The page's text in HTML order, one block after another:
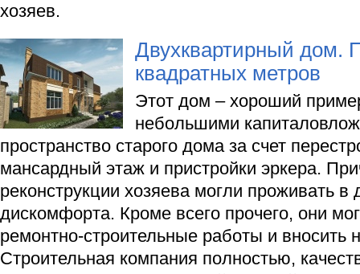
хозяев.
Двухквартирный дом.
квадратных метров
Этот дом – хороший
небольшими
пространство старого дома за счет
мансардный этаж и пристройки эркера.
реконструкции хозяева могли проживать
дискомфорта. Кроме всего прочего, они
ремонтно-строительные работы и вносить
Строительная компания полностью,